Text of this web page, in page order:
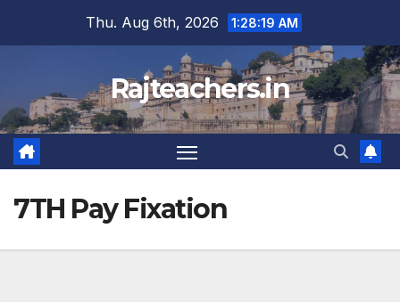
Thu. Aug 6th, 2026 1:28:19 AM
Rajteachers.in
7TH Pay Fixation